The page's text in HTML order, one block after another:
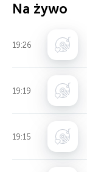
Na żywo
19:26
19:19
19:15